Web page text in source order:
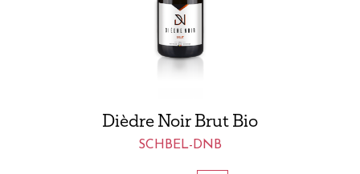
Dièdre Noir Brut Bio
SCHBEL-DNB